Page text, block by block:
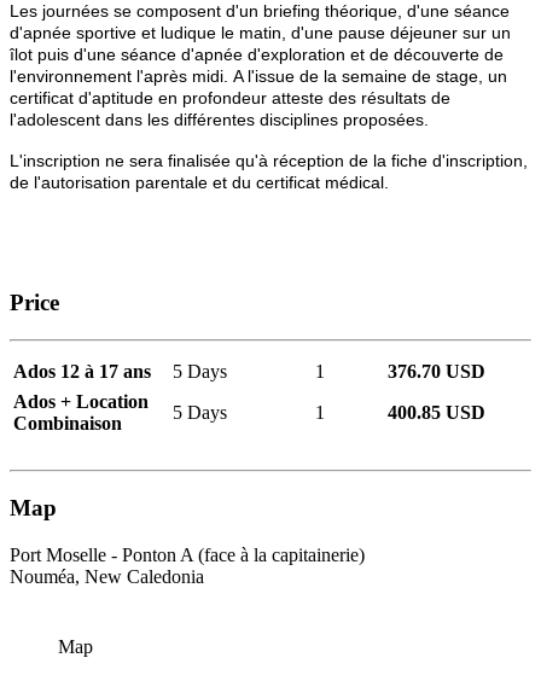
Les journées se composent d'un briefing théorique, d'une séance
d'apnée sportive et ludique le matin, d'une pause déjeuner sur un
îlot puis d'une séance d'apnée d'exploration et de découverte de
l'environnement l'après midi. A l'issue de la semaine de stage, un
certificat d'aptitude en profondeur atteste des résultats de
l'adolescent dans les différentes disciplines proposées.
L'inscription ne sera finalisée qu'à réception de la fiche d'inscription,
de l'autorisation parentale et du certificat médical.
Price
Ados 12 à 17 ans 5 Days 1
376.70 USD
Ados + Location
Combinaison
5 Days 1 400.85 USD
Map
Port Moselle - Ponton A (face à la capitainerie)
Nouméa, New Caledonia
Map